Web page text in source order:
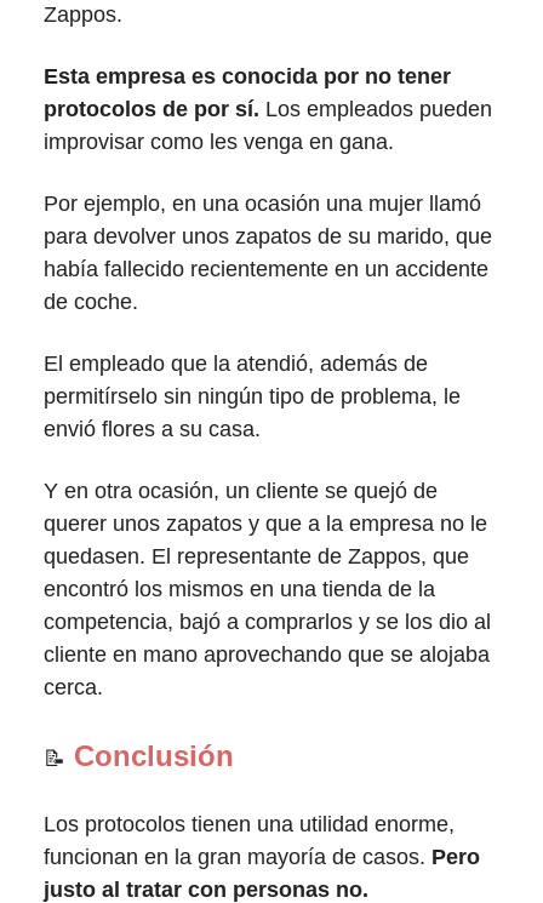
Zappos.
Esta empresa es conocida por no tener
protocolos de por sí. Los empleados pueden
improvisar como les venga en gana.
Por ejemplo, en una ocasión una mujer llamó
para devolver unos zapatos de su marido, que
había fallecido recientemente en un accidente
de coche.
El empleado que la atendió, además de
permitírselo sin ningún tipo de problema, le
envió flores a su casa.
Y en otra ocasión, un cliente se quejó de
querer unos zapatos y que a la empresa no le
quedasen. El representante de Zappos, que
encontró los mismos en una tienda de la
competencia, bajó a comprarlos y se los dio al
cliente en mano aprovechando que se alojaba
cerca.
📝 Conclusión
Los protocolos tienen una utilidad enorme,
funcionan en la gran mayoría de casos. Pero
justo al tratar con personas no.